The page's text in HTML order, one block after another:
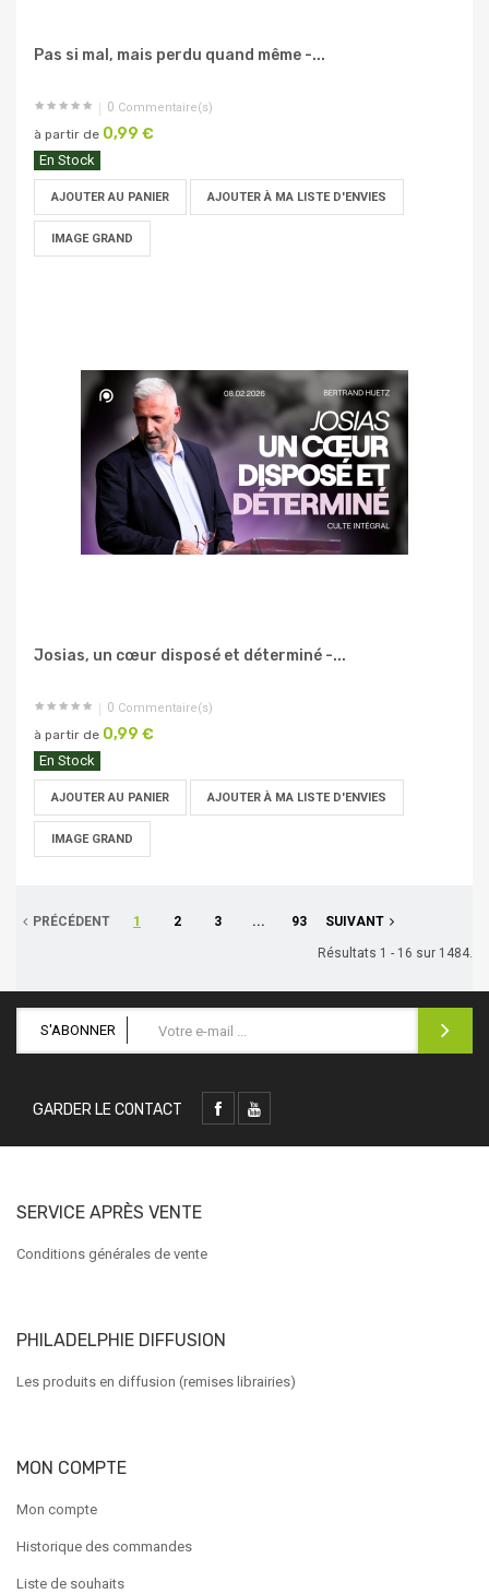
Pas si mal, mais perdu quand même -...
0 Commentaire(s)
à partir de 0,99 €
En Stock
AJOUTER AU PANIER AJOUTER À MA LISTE D'ENVIES
IMAGE GRAND
Josias, un cœur disposé et déterminé -...
0 Commentaire(s)
à partir de 0,99 €
En Stock
AJOUTER AU PANIER AJOUTER À MA LISTE D'ENVIES
IMAGE GRAND
PRÉCÉDENT 1 2 3 ... 93 SUIVANT
Résultats 1 - 16 sur 1484.
S'ABONNER
GARDER LE CONTACT
SERVICE APRÈS VENTE
Conditions générales de vente
PHILADELPHIE DIFFUSION
Les produits en diffusion (remises librairies)
MON COMPTE
Mon compte
Historique des commandes
Liste de souhaits